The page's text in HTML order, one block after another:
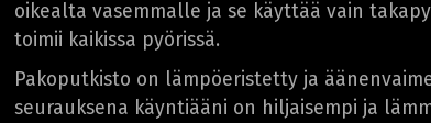
oikealta vasemmalle ja se käyttää vain
toimii kaikissa pyörissä.
Pakoputkisto on lämpöeristetty ja
seurauksena käyntiääni on hiljaisempi ja